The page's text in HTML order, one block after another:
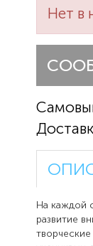
Нет в
На каждой
развитие